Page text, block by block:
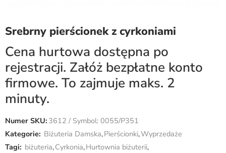
Srebrny pierścionek z cyrkoniami
Cena hurtowa dostępna po
rejestracji. Załóż bezpłatne konto
firmowe. To zajmuje maks. 2
minuty.
Numer SKU: 3612 / Symbol: 0055/P351
Kategorie: Biżuteria Damska,Pierścionki,Wyprzedaże
Tagi: biżuteria,Cyrkonia,Hurtownia biżuterii,